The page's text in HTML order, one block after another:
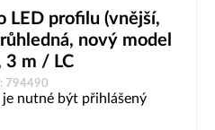
LED profilu (vnější,
nový model
3 m / LC
794490
nutné být přihlášený